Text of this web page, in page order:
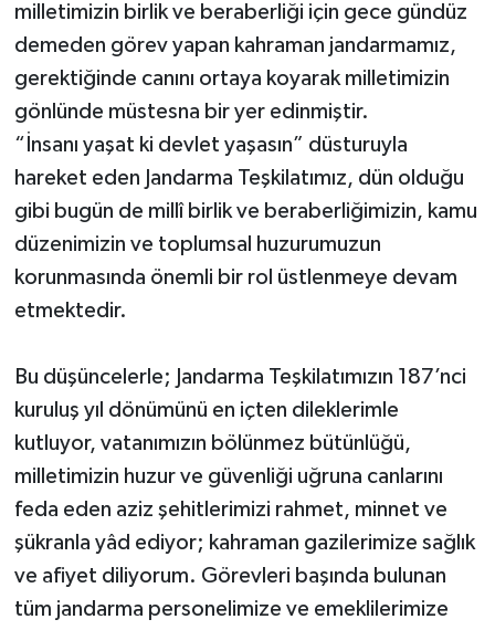
milletimizin birlik ve beraberliği için gece gündüz
demeden görev yapan kahraman jandarmamız,
gerektiğinde canını ortaya koyarak milletimizin
gönlünde müstesna bir yer edinmiştir.
“İnsanı yaşat ki devlet yaşasın” düsturuyla
hareket eden Jandarma Teşkilatımız, dün olduğu
gibi bugün de millî birlik ve beraberliğimizin, kamu
düzenimizin ve toplumsal huzurumuzun
korunmasında önemli bir rol üstlenmeye devam
etmektedir.
Bu düşüncelerle; Jandarma Teşkilatımızın 187’nci
kuruluş yıl dönümünü en içten dileklerimle
kutluyor, vatanımızın bölünmez bütünlüğü,
milletimizin huzur ve güvenliği uğruna canlarını
feda eden aziz şehitlerimizi rahmet, minnet ve
şükranla yâd ediyor; kahraman gazilerimize sağlık
ve afiyet diliyorum. Görevleri başında bulunan
tüm jandarma personelimize ve emeklilerimize